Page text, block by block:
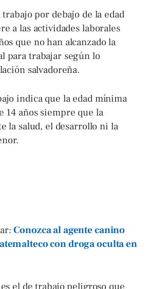
trabajo por debajo de la edad
a las actividades laborales
que no han alcanzado la
para trabajar según lo
salvadoreña.
indica que la edad mínima
14 años siempre que la
la salud, el desarrollo ni la
Conozca al agente canino
con droga oculta en
el de trabajo peligroso que